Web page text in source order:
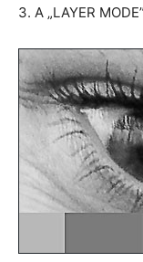
3. A „LAYER